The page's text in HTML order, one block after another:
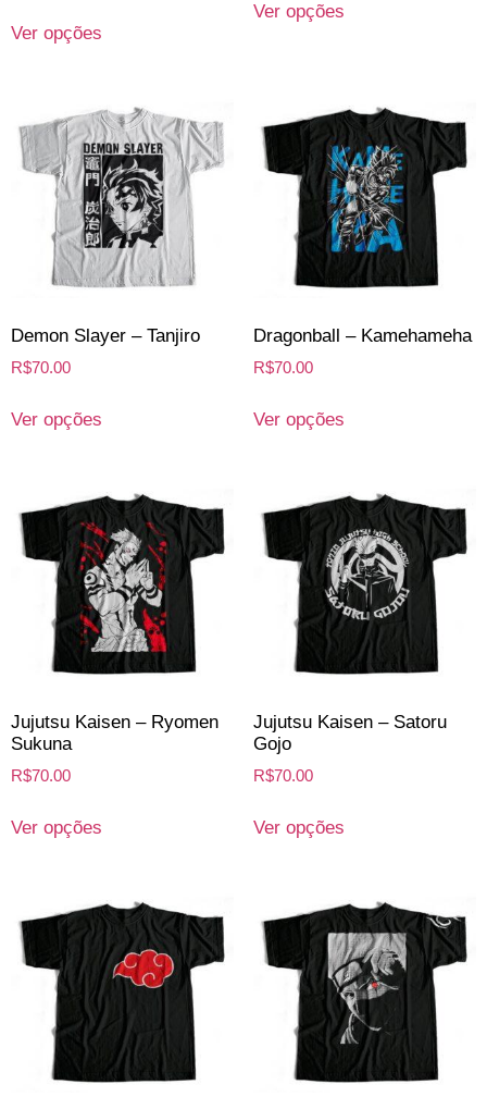
Ver opções
Ver opções
Demon Slayer – Tanjiro
R$70.00
Ver opções
Dragonball – Kamehameha
R$70.00
Ver opções
Jujutsu Kaisen – Ryomen
Sukuna
R$70.00
Ver opções
Jujutsu Kaisen – Satoru
Gojo
R$70.00
Ver opções